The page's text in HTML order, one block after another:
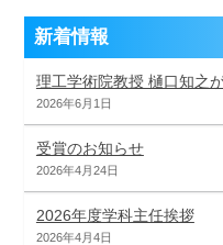
新着情報
理工学術院教授 樋口知之
2026年6月1日
受賞のお知らせ
2026年4月24日
2026年度学科主任挨拶
2026年4月4日